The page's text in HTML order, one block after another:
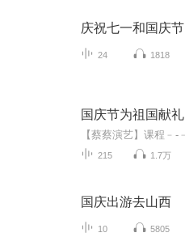
庆祝七一和国庆节
24 1818
国庆节为祖国献礼
215 1.7万
国庆出游去山西
10 5805